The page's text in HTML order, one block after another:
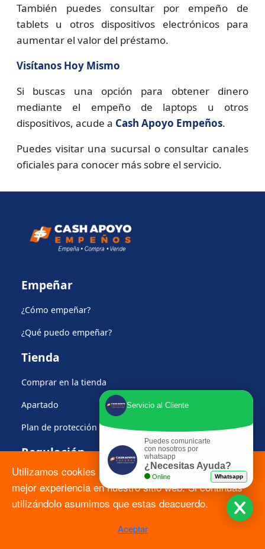
También puedes consultar por empeño de
tablets u otros dispositivos electrónicos para
aumentar el valor del préstamo.
Visítanos Hoy Mismo
Si buscas una opción para obtener dinero
mediante el empeño de laptops u otros
dispositivos, acude a Cash Apoyo Empeños.
Puedes visitar una sucursal o consultar canales
oficiales para conocer más sobre el servicio.
Empeñar
¿Cómo empeñar?
¿Qué puedo empeñar?
Tienda
Comprar en la tienda
Apartado
Plan de protección del producto
Regulación
Formato Solicitud ARCO
Contrato PLO
Utilizamos cookies 🍪 para asegurarnos que tengas la
mejor experiencia en nuestro sitio web. Si continuas
utilizándolo asumimos que estas deacuerdo.
Aceptar
Servicio al Cliente
Puedes comunicarte
con nosotros por
whatsapp
¿Necesitas Ayuda?
Online Whatsapp